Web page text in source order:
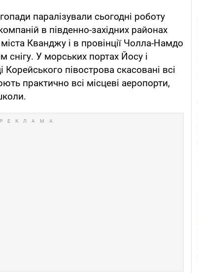
паралізували сьогодні роботу
в південно-західних районах
Кванджу і в провінції Чолла-Намдо
У морських портах Йосу і
півострова скасовані всі
практично всі місцеві аеропорти,